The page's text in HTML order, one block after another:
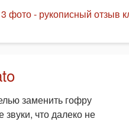
фото - рукописный отзыв
заменить гофру
что далеко не